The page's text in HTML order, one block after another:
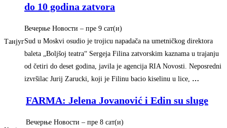
Танјуг
do 10 godina zatvora
Вечерње Новости – ‎пре 9 сат(и)‎
Sud u Moskvi osudio je trojicu napadača na umetničkog direktora
baleta „Boljšoj teatra“ Sergeja Filina zatvorskim kaznama u trajanju
od četiri do deset godina, javila je agencija RIA Novosti. Neposredni
izvršilac Jurij Zarucki, koji je Filinu bacio kiselinu u lice, …
FARMA: Jelena Jovanović i Edin su sluge
Вечерње Новости – ‎пре 8 сат(и)‎